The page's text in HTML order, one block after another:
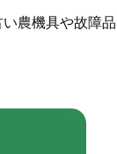
農機具や故障品